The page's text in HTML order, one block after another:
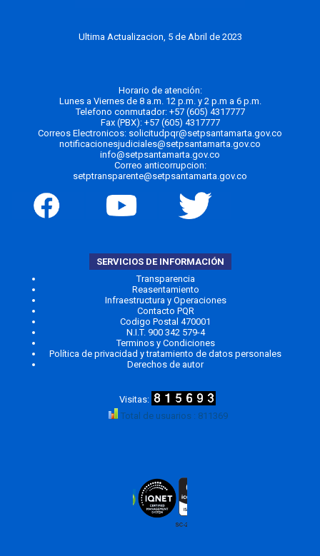
Ultima Actualizacion, 5 de Abril de 2023
Horario de atención:
Lunes a Viernes de 8 a.m. 12 p.m. y 2 p.m a 6 p.m.
Telefono conmutador: +57 (605) 4317777
Fax (PBX): +57 (605) 4317777
Correos Electronicos: solicitudpqr@setpsantamarta.gov.co
notificacionesjudiciales@setpsantamarta.gov.co
info@setpsantamarta.gov.co
Correo anticorrupcion:
setptransparente@setpsantamarta.gov.co
SERVICIOS DE INFORMACIÓN
Transparencia
Reasentamiento
Infraestructura y Operaciones
Contacto PQR
Codigo Postal 470001
N.I.T. 900 342 579-4
Terminos y Condiciones
Política de privacidad y tratamiento de datos personales
Derechos de autor
Total de usuarios : 811369